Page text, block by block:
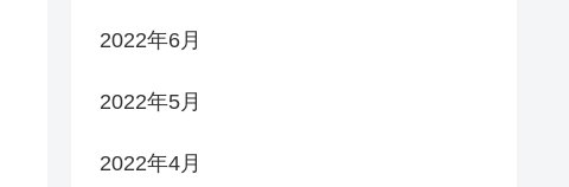
2022年6月
2022年5月
2022年4月